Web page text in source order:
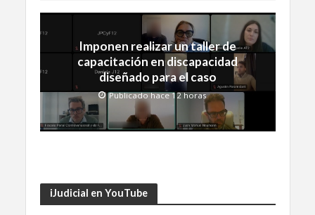
Imponen realizar un taller de
capacitación en discapacidad
diseñado para el caso
Publicado hace 12 horas
iJudicial en YouTube